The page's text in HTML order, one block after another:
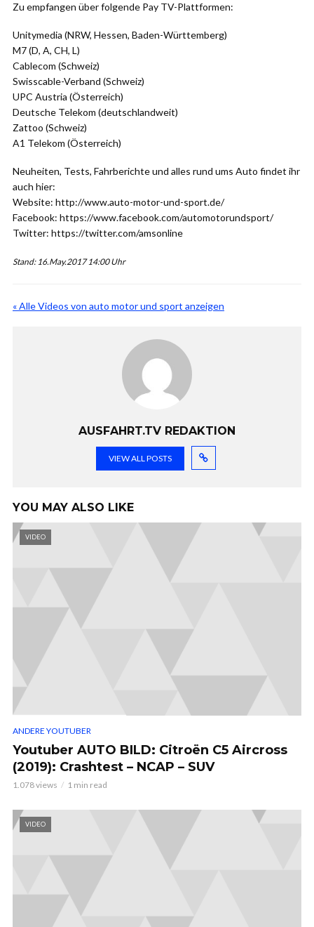
Zu empfangen über folgende Pay TV-Plattformen:
Unitymedia (NRW, Hessen, Baden-Württemberg)
M7 (D, A, CH, L)
Cablecom (Schweiz)
Swisscable-Verband (Schweiz)
UPC Austria (Österreich)
Deutsche Telekom (deutschlandweit)
Zattoo (Schweiz)
A1 Telekom (Österreich)
Neuheiten, Tests, Fahrberichte und alles rund ums Auto findet ihr
auch hier:
Website: http://www.auto-motor-und-sport.de/
Facebook: https://www.facebook.com/automotorundsport/
Twitter: https://twitter.com/amsonline
Stand: 16.May.2017 14:00 Uhr
« Alle Videos von auto motor und sport anzeigen
AUSFAHRT.TV REDAKTION
VIEW ALL POSTS
YOU MAY ALSO LIKE
VIDEO
ANDERE YOUTUBER
Youtuber AUTO BILD: Citroën C5 Aircross
(2019): Crashtest – NCAP – SUV
1.078 views 1 min read
VIDEO